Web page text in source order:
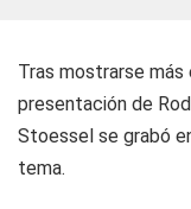
Tras mostrarse más
presentación de
Stoessel se grabó
tema.